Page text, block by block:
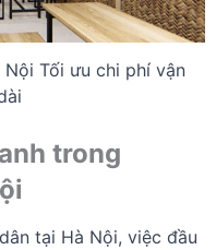
Tối ưu chi phí vận
trong
tại Hà Nội, việc đầu